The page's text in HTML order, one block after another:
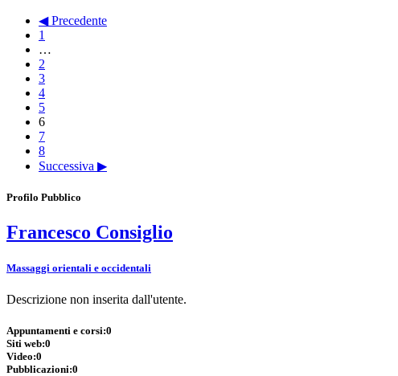
◀ Precedente
1
…
2
3
4
5
6
7
8
Successiva ▶
Profilo Pubblico
Francesco Consiglio
Massaggi orientali e occidentali
Descrizione non inserita dall'utente.
Appuntamenti e corsi:0
Siti web:0
Video:0
Pubblicazioni:0